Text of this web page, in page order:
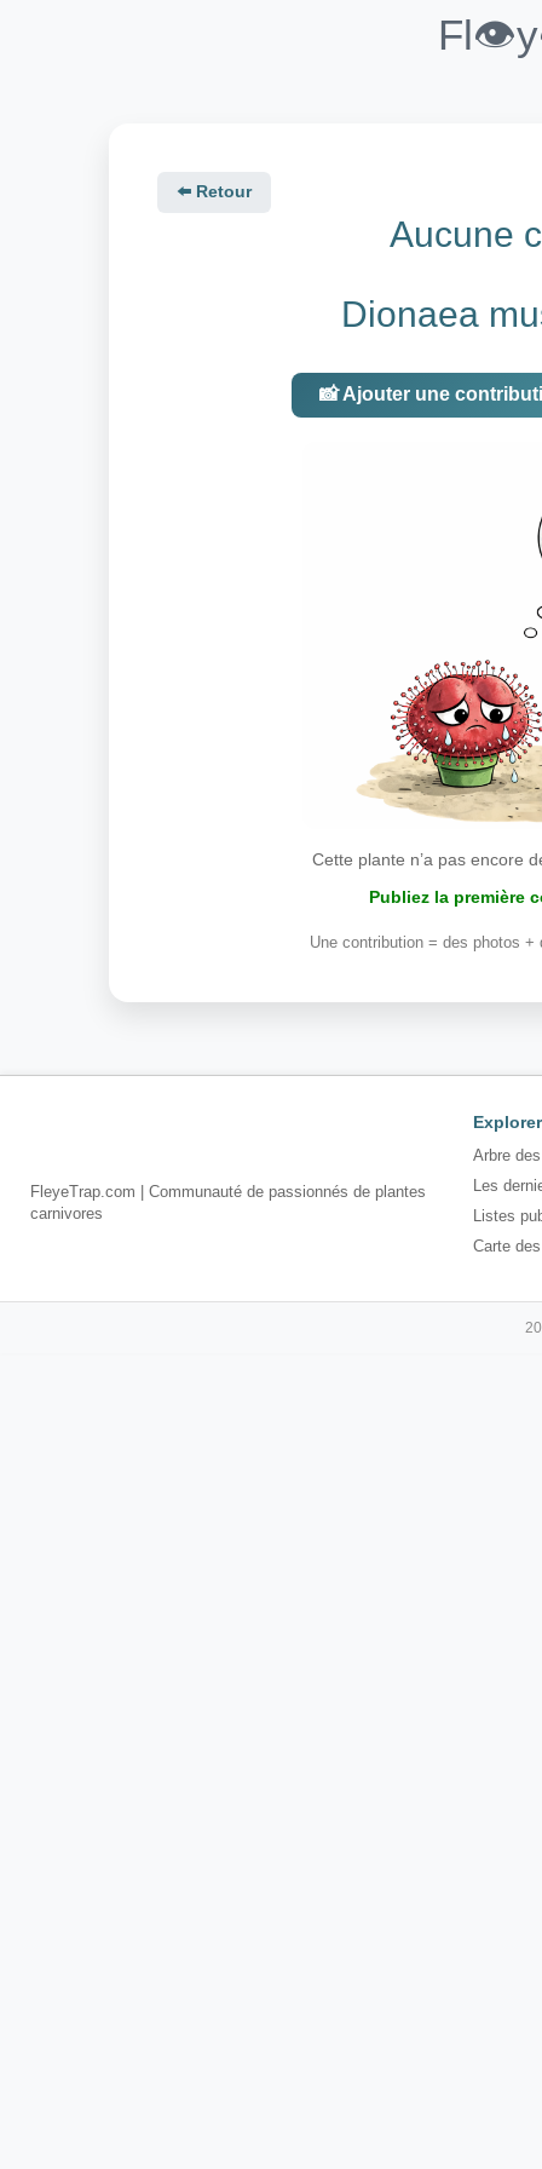
⬅️ Retour
Aucune
Dionaea
📸 Ajouter une
Cette plante n’a pas encore
Publiez la première
Une contribution = des photos
FleyeTrap.com | Communauté de passionnés de plantes
carnivores
Explorer
Arbre
Les
Listes
Carte